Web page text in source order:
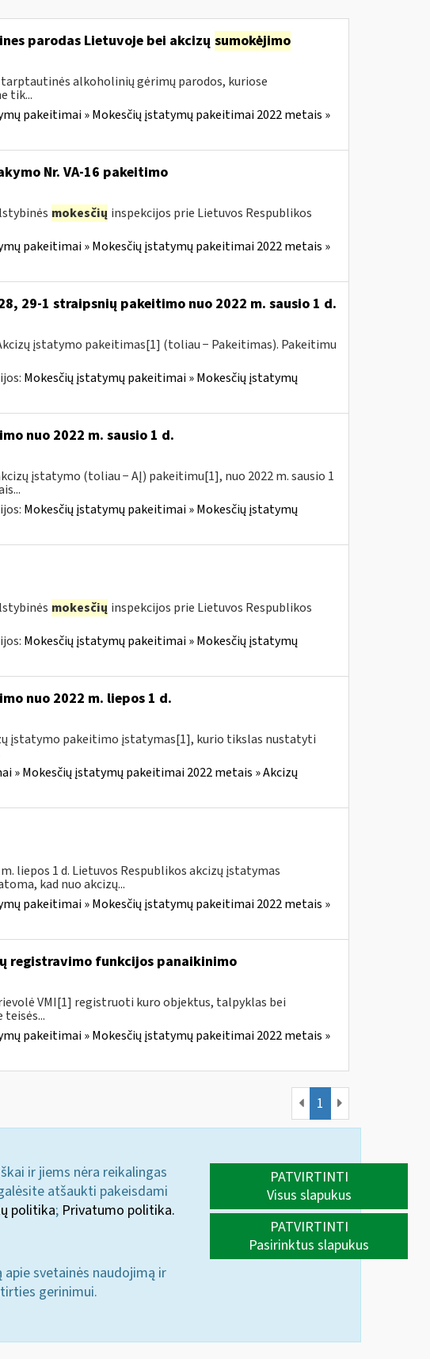
parodas Lietuvoje bei akcizų sumokėjimo
alkoholinių gėrimų parodos, kuriose
tik...
pakeitimai » Mokesčių įstatymų pakeitimai 2022 metais »
Nr. VA-16 pakeitimo
mokesčių inspekcijos prie Lietuvos Respublikos
pakeitimai » Mokesčių įstatymų pakeitimai 2022 metais »
29-1 straipsnių pakeitimo nuo 2022 m. sausio 1 d.
įstatymo pakeitimas[1] (toliau − Pakeitimas). Pakeitimu
Mokesčių įstatymų pakeitimai » Mokesčių įstatymų
nuo 2022 m. sausio 1 d.
įstatymo (toliau − AĮ) pakeitimu[1], nuo 2022 m. sausio 1
Mokesčių įstatymų pakeitimai » Mokesčių įstatymų
mokesčių inspekcijos prie Lietuvos Respublikos
Mokesčių įstatymų pakeitimai » Mokesčių įstatymų
nuo 2022 m. liepos 1 d.
įstatymo pakeitimo įstatymas[1], kurio tikslas nustatyti
» Mokesčių įstatymų pakeitimai 2022 metais » Akcizų
liepos 1 d. Lietuvos Respublikos akcizų įstatymas
kad nuo akcizų...
pakeitimai » Mokesčių įstatymų pakeitimai 2022 metais »
registravimo funkcijos panaikinimo
VMI[1] registruoti kuro objektus, talpyklas bei
pakeitimai » Mokesčių įstatymų pakeitimai 2022 metais »
1
ir jiems nėra reikalingas
atšaukti pakeisdami
politika; Privatumo politika.
svetainės naudojimą ir
gerinimui.
PATVIRTINTI
Visus slapukus
PATVIRTINTI
Pasirinktus slapukus